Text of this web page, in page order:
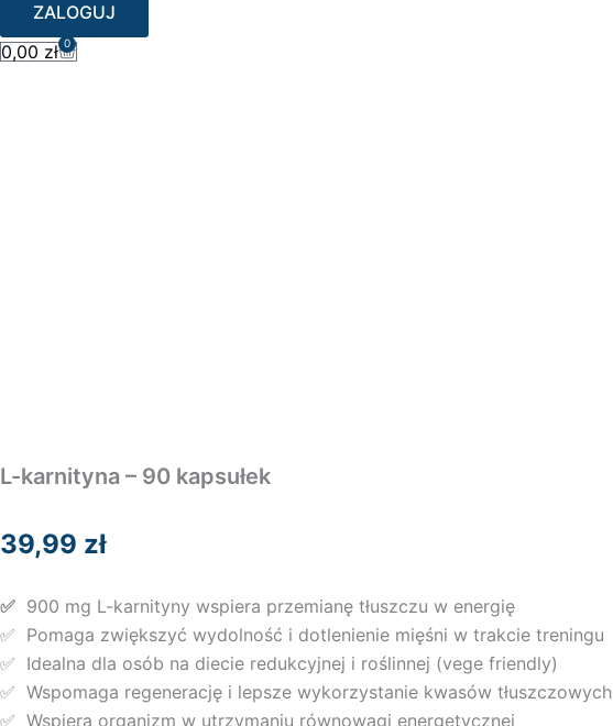
ZALOGUJ
0,00 zł 0
Wózek
L-karnityna – 90 kapsułek
39,99 zł
✅ 900 mg L-karnityny wspiera przemianę tłuszczu w energię
✅ Pomaga zwiększyć wydolność i dotlenienie mięśni w trakcie treningu
✅ Idealna dla osób na diecie redukcyjnej i roślinnej (vege friendly)
✅ Wspomaga regenerację i lepsze wykorzystanie kwasów tłuszczowych
✅ Wspiera organizm w utrzymaniu równowagi energetycznej